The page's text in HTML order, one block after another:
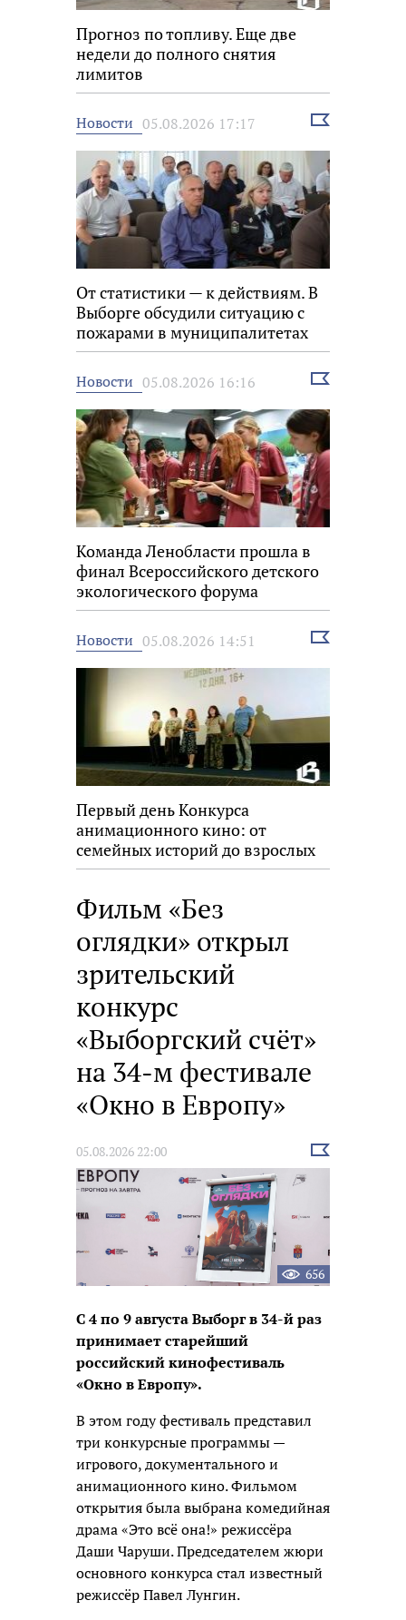
Прогноз по топливу. Еще две
недели до полного снятия
лимитов
Новости 05.08.2026 17:17
Выбрать
От статистики — к действиям. В
Выборге обсудили ситуацию с
пожарами в муниципалитетах
Новости 05.08.2026 16:16
Выбрать
Команда Ленобласти прошла в
финал Всероссийского детского
экологического форума
Новости 05.08.2026 14:51
Выбрать
Первый день Конкурса
анимационного кино: от
семейных историй до взрослых
размышлений
Фильм «Без
оглядки» открыл
зрительский
конкурс
«Выборгский счёт»
на 34-м фестивале
«Окно в Европу»
05.08.2026 22:00
Выбрать
новость
656
С 4 по 9 августа Выборг в 34-й раз
принимает старейший
российский кинофестиваль
«Окно в Европу».
В этом году фестиваль представил
три конкурсные программы —
игрового, документального и
анимационного кино. Фильмом
открытия была выбрана комедийная
драма «Это всё она!» режиссёра
Даши Чаруши. Председателем жюри
основного конкурса стал известный
режиссёр Павел Лунгин.